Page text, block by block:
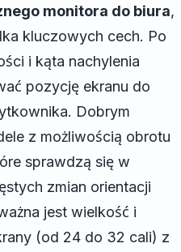
monitora do biura,
kluczowych cech. Po
i kąta nachylenia
pozycję ekranu do
Dobrym
z możliwością obrotu
sprawdzą się w
zmian orientacji
jest wielkość i
(od 24 do 32 cali) z